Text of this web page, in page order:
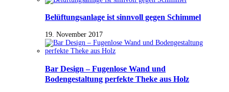
Belüftungsanlage ist sinnvoll gegen Schimmel
19. November 2017
Bar Design – Fugenlose Wand und
Bodengestaltung perfekte Theke aus Holz